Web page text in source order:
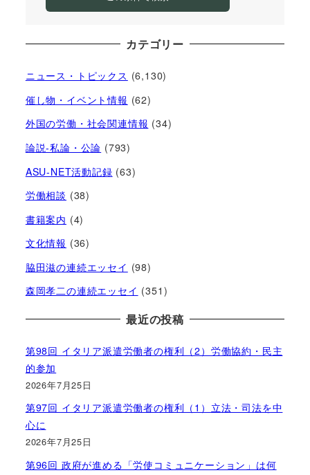
カテゴリー
ニュース・トピックス (6,130)
催し物・イベント情報 (62)
外国の労働・社会関連情報 (34)
論説-私論・公論 (793)
ASU-NET活動記録 (63)
労働相談 (38)
書籍案内 (4)
文化情報 (36)
脇田滋の連続エッセイ (98)
森岡孝二の連続エッセイ (351)
最近の投稿
第98回 イタリア派遣労働者の権利（2）労働協約・民主
的参加
2026年7月25日
第97回 イタリア派遣労働者の権利（1）立法・司法を中
心に
2026年7月25日
第96回 政府が進める「労使コミュニケーション」は何